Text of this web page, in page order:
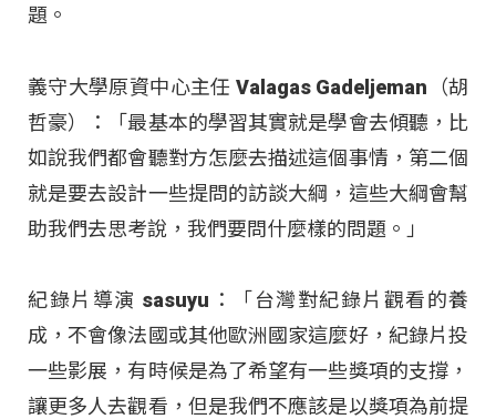
題。
義守大學原資中心主任 Valagas Gadeljeman（胡
哲豪）：「最基本的學習其實就是學會去傾聽，比
如說我們都會聽對方怎麼去描述這個事情，第二個
就是要去設計一些提問的訪談大綱，這些大綱會幫
助我們去思考說，我們要問什麼樣的問題。」
紀錄片導演 sasuyu：「台灣對紀錄片觀看的養
成，不會像法國或其他歐洲國家這麼好，紀錄片投
一些影展，有時候是為了希望有一些獎項的支撐，
讓更多人去觀看，但是我們不應該是以獎項為前提